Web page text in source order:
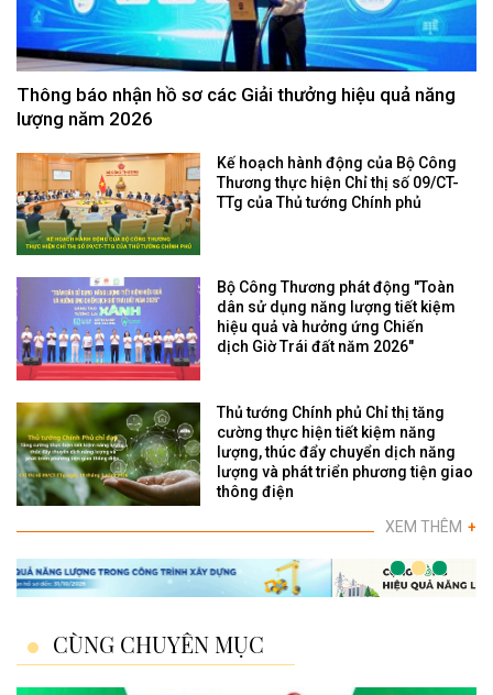
Thông báo nhận hồ sơ các Giải thưởng hiệu quả năng
lượng năm 2026
Kế hoạch hành động của Bộ Công
Thương thực hiện Chỉ thị số 09/CT-
TTg của Thủ tướng Chính phủ
Bộ Công Thương phát động "Toàn
dân sử dụng năng lượng tiết kiệm
hiệu quả và hưởng ứng Chiến
dịch Giờ Trái đất năm 2026"
Thủ tướng Chính phủ Chỉ thị tăng
cường thực hiện tiết kiệm năng
lượng, thúc đẩy chuyển dịch năng
lượng và phát triển phương tiện giao
thông điện
XEM THÊM +
CÙNG CHUYÊN MỤC